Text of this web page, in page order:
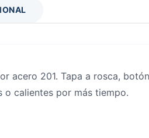
acero 201. Tapa a rosca, botón
o calientes por más tiempo.